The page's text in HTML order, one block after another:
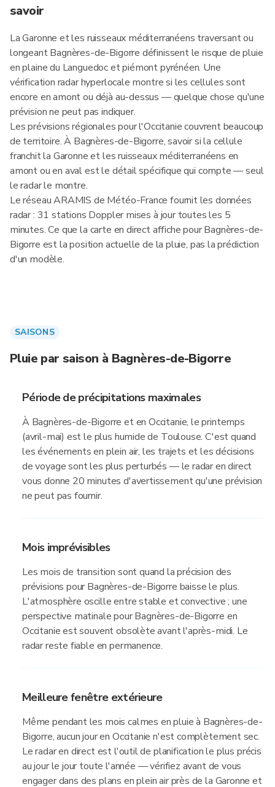
savoir
La Garonne et les ruisseaux méditerranéens traversant ou
longeant Bagnères-de-Bigorre définissent le risque de pluie
en plaine du Languedoc et piémont pyrénéen. Une
vérification radar hyperlocale montre si les cellules sont
encore en amont ou déjà au-dessus — quelque chose qu'une
prévision ne peut pas indiquer.
Les prévisions régionales pour l'Occitanie couvrent beaucoup
de territoire. À Bagnères-de-Bigorre, savoir si la cellule
franchit la Garonne et les ruisseaux méditerranéens en
amont ou en aval est le détail spécifique qui compte — seul
le radar le montre.
Le réseau ARAMIS de Météo-France fournit les données
radar : 31 stations Doppler mises à jour toutes les 5
minutes. Ce que la carte en direct affiche pour Bagnères-de-
Bigorre est la position actuelle de la pluie, pas la prédiction
d'un modèle.
SAISONS
Pluie par saison à Bagnères-de-Bigorre
Période de précipitations maximales
À Bagnères-de-Bigorre et en Occitanie, le printemps
(avril-mai) est le plus humide de Toulouse. C'est quand
les événements en plein air, les trajets et les décisions
de voyage sont les plus perturbés — le radar en direct
vous donne 20 minutes d'avertissement qu'une prévision
ne peut pas fournir.
Mois imprévisibles
Les mois de transition sont quand la précision des
prévisions pour Bagnères-de-Bigorre baisse le plus.
L'atmosphère oscille entre stable et convective ; une
perspective matinale pour Bagnères-de-Bigorre en
Occitanie est souvent obsolète avant l'après-midi. Le
radar reste fiable en permanence.
Meilleure fenêtre extérieure
Même pendant les mois calmes en pluie à Bagnères-de-
Bigorre, aucun jour en Occitanie n'est complètement sec.
Le radar en direct est l'outil de planification le plus précis
au jour le jour toute l'année — vérifiez avant de vous
engager dans des plans en plein air près de la Garonne et